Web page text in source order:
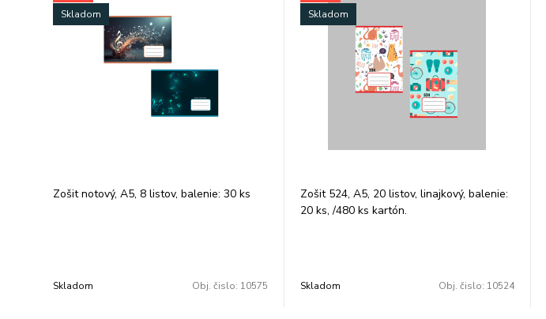
Skladom
Zošit notový, A5, 8 listov, balenie: 30 ks
Skladom Obj. čislo: 10575
Skladom
Zošit 524, A5, 20 listov, linajkový, balenie:
20 ks, /480 ks kartón.
Skladom Obj. čislo: 10524